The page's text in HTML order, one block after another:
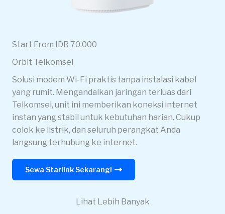
Start From IDR 70.000
Orbit Telkomsel
Solusi modem Wi-Fi praktis tanpa instalasi kabel
yang rumit. Mengandalkan jaringan terluas dari
Telkomsel, unit ini memberikan koneksi internet
instan yang stabil untuk kebutuhan harian. Cukup
colok ke listrik, dan seluruh perangkat Anda
langsung terhubung ke internet.
Sewa Starlink Sekarang!
Lihat Lebih Banyak